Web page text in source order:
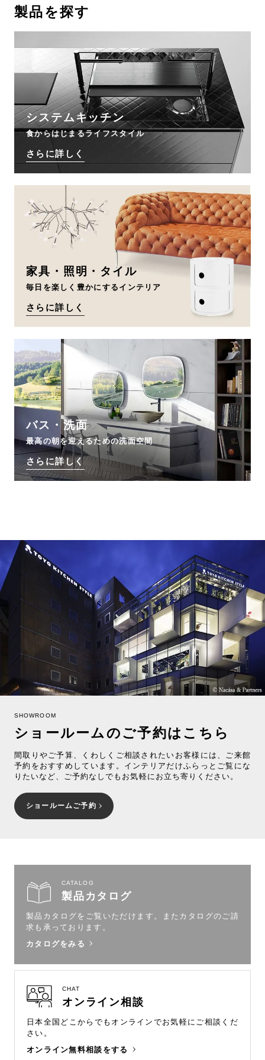
お問い合わせ
サポート
オンライン見積もり ショールームを探す
製品を探す
システムキッチン
食からはじまるライフスタイル
さらに詳しく
家具・照明・タイル
毎日を楽しく豊かにするインテリア
さらに詳しく
バス・洗面
最高の朝を迎えるための洗面空間
さらに詳しく
SHOWROOM
ショールームのご予約はこちら
間取りやご予算、くわしくご相談されたいお客様には、ご来館
予約をおすすめしています。インテリアだけふらっとご覧にな
りたいなど、ご予約なしでもお気軽にお立ち寄りください。
ショールームご予約
CATALOG
製品カタログ
製品カタログをご覧いただけます。
またカタログのご請
求も承っております。
カタログをみる
CHAT
オンライン相談
日本全国どこからでもオンラインでお気軽にご相談くだ
さい。
オンライン無料相談をする